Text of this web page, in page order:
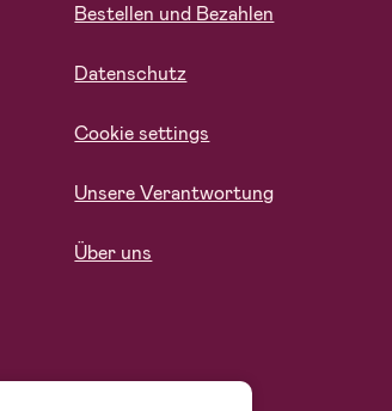
Bestellen und Bezahlen
Datenschutz
Cookie settings
Unsere Verantwortung
Über uns